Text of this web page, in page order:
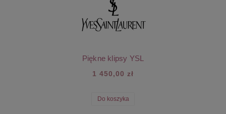
Piękne klipsy YSL
1 450,00 zł
Do koszyka